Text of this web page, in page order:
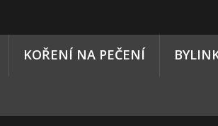
KOŘENÍ NA PEČENÍ